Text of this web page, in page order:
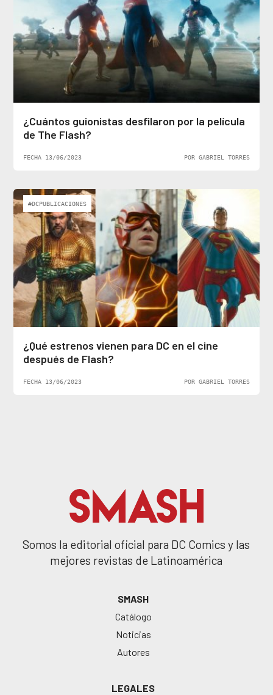
¿Cuántos guionistas desfilaron por la película
de The Flash?
FECHA 13/06/2023 POR GABRIEL TORRES
#DCPUBLICACIONES
¿Qué estrenos vienen para DC en el cine
después de Flash?
FECHA 13/06/2023 POR GABRIEL TORRES
Somos la editorial oficial para DC Comics y las
mejores revistas de Latinoamérica
SMASH
Catálogo
Noticias
Autores
LEGALES